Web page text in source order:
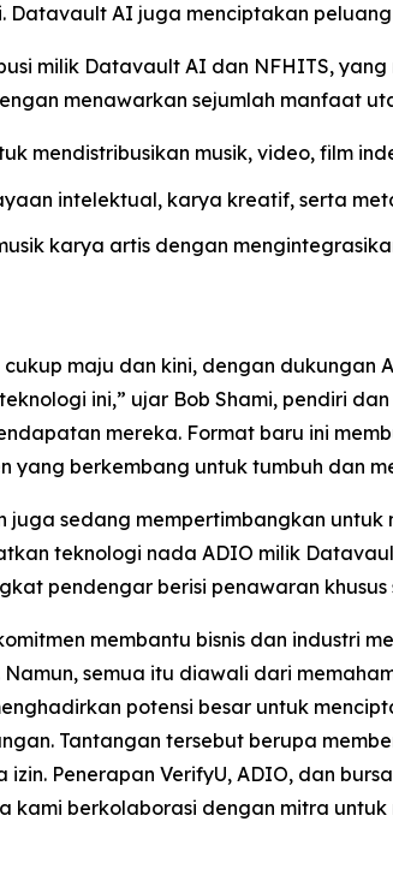
Datavault AI juga menciptakan
milik Datavault AI dan NFHITS,
menawarkan sejumlah manfaat
mendistribusikan musik, video, film
intelektual, karya kreatif, serta
karya artis dengan
cukup maju dan kini, dengan
ini,” ujar Bob Shami, pendiri
mereka. Format baru ini
yang berkembang untuk tumbuh dan
juga sedang mempertimbangkan
teknologi nada ADIO milik
pendengar berisi penawaran
membantu bisnis dan industri
Namun, semua itu diawali dari
potensi besar untuk
Tantangan tersebut berupa
Penerapan VerifyU, ADIO, dan
kami berkolaborasi dengan mitra